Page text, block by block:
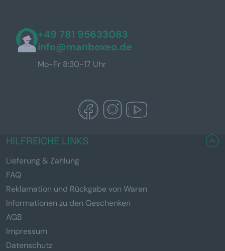
+49 781 95633083
info@manboxeo.de
Mo-Fr 8:30-17 Uhr
HILFREICHE LINKS
Lieferung & Zahlung
FAQ
Reklamation und Rückgabe von Waren
Informationen zu den Geschenken
AGB
Impressum
Datenschutz